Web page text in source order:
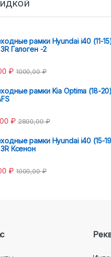
рамки Hyundai i40 (11-
Галоген -2
₽ 1000,00₽
рамки Kia Optima (18-20)
₽ 2800,00₽
рамки Hyundai i40 (15-
Ксенон
₽ 1000,00₽